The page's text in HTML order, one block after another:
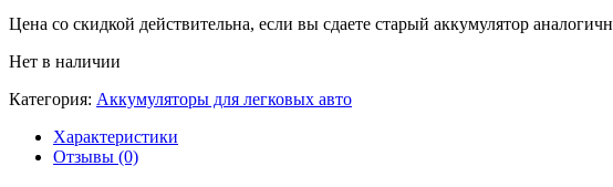
Цена со скидкой действительна, если вы сдаете старый аккумулятор
Нет в наличии
Категория: Аккумуляторы для легковых авто
Характеристики
Отзывы (0)